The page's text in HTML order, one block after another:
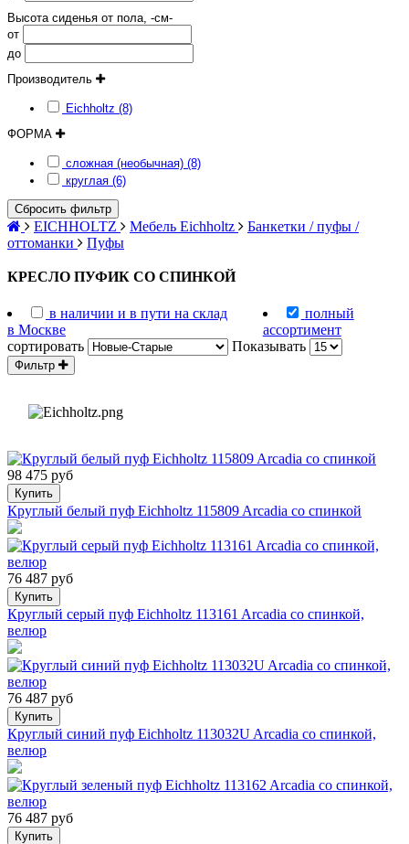
Высота сиденья от пола, -см-
от
до
Производитель
Eichholtz (8)
ФОРМА
сложная (необычная) (8)
круглая (6)
Сбросить фильтр
EICHHOLTZ Мебель Eichholtz
Банкетки / пуфы /
оттоманки
Пуфы
КРЕСЛО ПУФИК СО СПИНКОЙ
в наличии и в пути на склад
в Москве
полный
ассортимент
сортировать
Показывать
Фильтр
98 475 руб
Купить
Круглый белый пуф Eichholtz 115809 Arcadia со спинкой
76 487 руб
Купить
Круглый серый пуф Eichholtz 113161 Arcadia со спинкой,
велюр
76 487 руб
Купить
Круглый синий пуф Eichholtz 113032U Arcadia со спинкой,
велюр
76 487 руб
Купить